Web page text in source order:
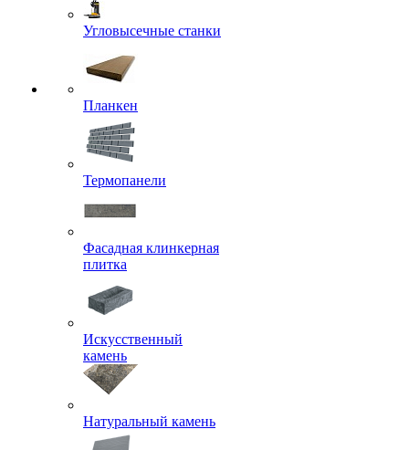
Угловысечные станки
Планкен
Термопанели
Фасадная клинкерная
плитка
Искусственный
камень
Натуральный камень